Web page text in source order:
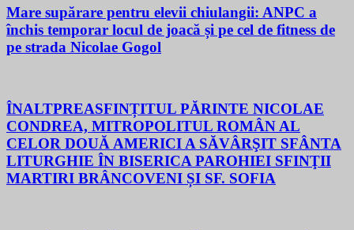
Mare supărare pentru elevii chiulangii: ANPC a
închis temporar locul de joacă și pe cel de fitness de
pe strada Nicolae Gogol
ÎNALTPREASFINȚITUL PĂRINTE NICOLAE
CONDREA, MITROPOLITUL ROMÂN AL
CELOR DOUĂ AMERICI A SĂVÂRŞIT SFÂNTA
LITURGHIE ÎN BISERICA PAROHIEI SFINŢII
MARTIRI BRÂNCOVENI ȘI SF. SOFIA